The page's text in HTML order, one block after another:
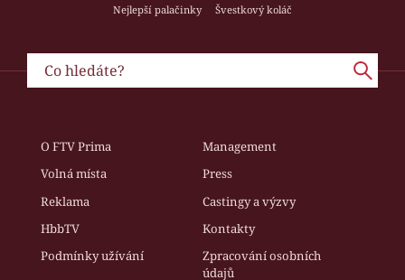
Nejlepší palačinky
Švestkový koláč
O FTV Prima
Management
Volná místa
Press
Reklama
Castingy a výzvy
HbbTV
Kontakty
Podmínky užívání
Zpracování osobních
údajů